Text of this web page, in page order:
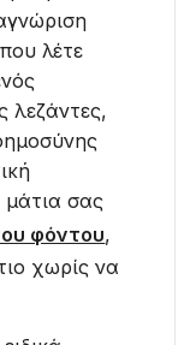
λέτε
λεζάντες,
σας
φόντου,
χωρίς να